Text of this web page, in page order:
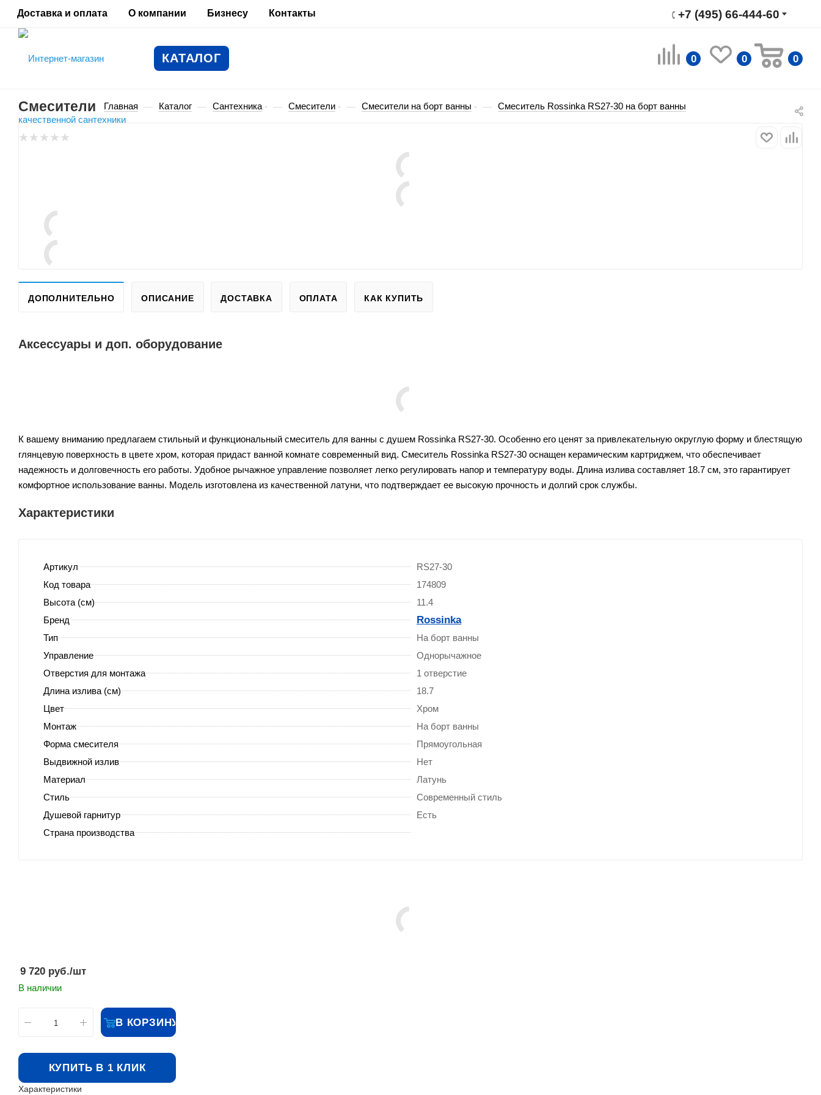
+7 (495) 66-444-60
Доставка и оплата О компании Бизнесу Контакты
КАТАЛОГ 0 0 0
Смесители Главная — Каталог — Сантехника — Смесители — Смесители на борт ванны — Смеситель Rossinka RS27-30 на борт ванны
ДОПОЛНИТЕЛЬНО ОПИСАНИЕ ДОСТАВКА ОПЛАТА КАК КУПИТЬ
Аксессуары и доп. оборудование
К вашему вниманию предлагаем стильный и функциональный смеситель для ванны с душем Rossinka RS27-30. Особенно его ценят за привлекательную округлую форму и блестящую
глянцевую поверхность в цвете хром, которая придаст ванной комнате современный вид. Смеситель Rossinka RS27-30 оснащен керамическим картриджем, что обеспечивает
надежность и долговечность его работы. Удобное рычажное управление позволяет легко регулировать напор и температуру воды. Длина излива составляет 18.7 см, это гарантирует
комфортное использование ванны. Модель изготовлена из качественной латуни, что подтверждает ее высокую прочность и долгий срок службы.
Характеристики
Артикул
RS27-30
Код товара
174809
Высота (см)
11.4
Бренд
Rossinka
Тип
На борт ванны
Управление
Однорычажное
Отверстия для монтажа
1 отверстие
Длина излива (см)
18.7
Цвет
Хром
Монтаж
На борт ванны
Форма смесителя
Прямоугольная
Выдвижной излив
Нет
Материал
Латунь
Стиль
Современный стиль
Душевой гарнитур
Есть
Страна производства
9 720 руб./шт
В наличии
В КОРЗИНУ
КУПИТЬ В 1 КЛИК
Характеристики